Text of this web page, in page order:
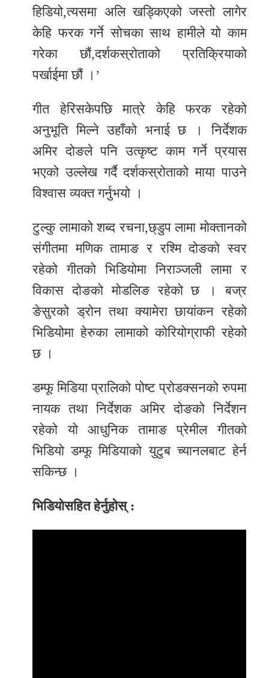
हिडियो,त्यसमा अलि खड्किएको जस्तो लागेर
केहि फरक गर्ने सोचका साथ हामीले यो काम
गरेका छौं,दर्शकस्रोताको प्रतिक्रियाको
पर्खाईमा छौं ।’
गीत हेरिसकेपछि मात्रे केहि फरक रहेको
अनुभूति मिल्ने उहाँको भनाई छ । निर्देशक
अमिर दोङले पनि उत्कृष्ट काम गर्ने प्रयास
भएको उल्लेख गर्दै दर्शकस्रोताको माया पाउने
विश्वास व्यक्त गर्नुभयो ।
टुल्कु लामाको शब्द रचना,छ्डुप लामा मोक्तानको
संगीतमा मणिक तामाङ र रश्मि दोङको स्वर
रहेको गीतको भिडियोमा निराञ्जली लामा र
विकास दोङको मोडलिङ रहेको छ । बज्र
ङेसुरको ड्रोन तथा क्यामेरा छायांकन रहेको
भिडियोमा हेरुका लामाको कोरियोग्राफी रहेको
छ ।
डम्फू मिडिया प्रालिको पोष्ट प्रोडक्सनको रुपमा
नायक तथा निर्देशक अमिर दोङको निर्देशन
रहेको यो आधुनिक तामाङ प्रेमील गीतको
भिडियो डम्फू मिडियाको युटुब च्यानलबाट हेर्न
सकिन्छ ।
भिडियोसहित हेर्नुहोस् :